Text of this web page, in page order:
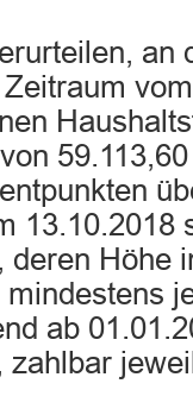
an
13.10.2018
deren Höhe
ab
zahlbar